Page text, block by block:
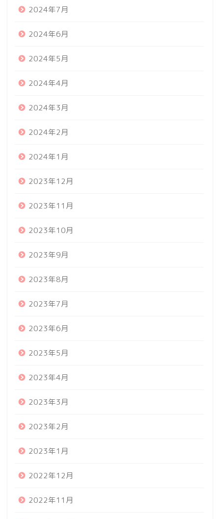
2024年7月
2024年6月
2024年5月
2024年4月
2024年3月
2024年2月
2024年1月
2023年12月
2023年11月
2023年10月
2023年9月
2023年8月
2023年7月
2023年6月
2023年5月
2023年4月
2023年3月
2023年2月
2023年1月
2022年12月
2022年11月